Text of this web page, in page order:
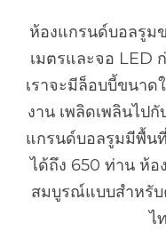
ห้องแกรนด์บอลรูม
เมตรและจอ LED
เราจะมีล็อบบี้ขนา
งาน เพลิดเพลินไป
แกรนด์บอลรูมมีพื้น
ได้ถึง 650 ท่าน ห้อ
สมบูรณ์แบบสำหรับ
ไ